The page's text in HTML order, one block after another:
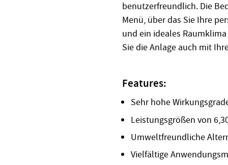
benutzerfreundlich. Die
Menü, über das Sie Ihre
und ein ideales
Sie die Anlage auch mit
Features:
Sehr hohe
Leistungsgrößen von
Umweltfreundliche
Vielfältige